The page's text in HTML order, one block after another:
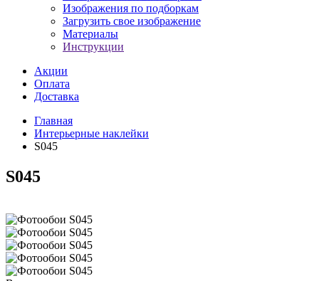
Изображения по подборкам
Загрузить свое изображение
Материалы
Инструкции
Акции
Оплата
Доставка
Главная
Интерьерные наклейки
S045
S045